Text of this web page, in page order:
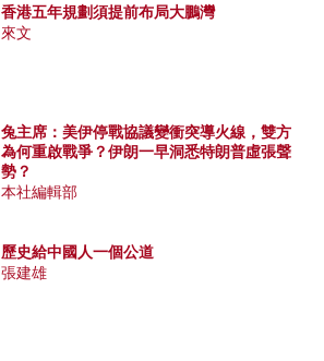
香港五年規劃須提前布局大鵬灣
來文
兔主席：美伊停戰協議變衝突導火線，雙方
為何重啟戰爭？伊朗一早洞悉特朗普虛張聲
勢？
本社編輯部
歷史給中國人一個公道
張建雄